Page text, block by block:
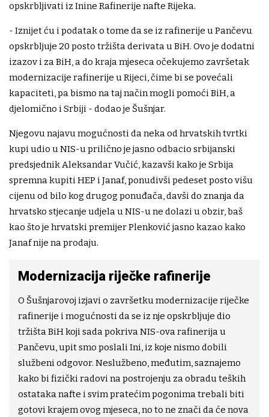
opskrbljivati iz Inine Rafinerije nafte Rijeka.
- Iznijet ću i podatak o tome da se iz rafinerije u Pančevu
opskrbljuje 20 posto tržišta derivata u BiH. Ovo je dodatni
izazov i za BiH, a do kraja mjeseca očekujemo završetak
modernizacije rafinerije u Rijeci, čime bi se povećali
kapaciteti, pa bismo na taj način mogli pomoći BiH, a
djelomično i Srbiji - dodao je Šušnjar.
Njegovu najavu mogućnosti da neka od hrvatskih tvrtki
kupi udio u NIS-u prilično je jasno odbacio srbijanski
predsjednik Aleksandar Vučić, kazavši kako je Srbija
spremna kupiti HEP i Janaf, ponudivši pedeset posto višu
cijenu od bilo kog drugog ponuđača, davši do znanja da
hrvatsko stjecanje udjela u NIS-u ne dolazi u obzir, baš
kao što je hrvatski premijer Plenković jasno kazao kako
Janaf nije na prodaju.
Modernizacija riječke rafinerije
O Šušnjarovoj izjavi o završetku modernizacije riječke
rafinerije i mogućnosti da se iz nje opskrbljuje dio
tržišta BiH koji sada pokriva NIS-ova rafinerija u
Pančevu, upit smo poslali Ini, iz koje nismo dobili
službeni odgovor. Neslužbeno, međutim, saznajemo
kako bi fizički radovi na postrojenju za obradu teških
ostataka nafte i svim pratećim pogonima trebali biti
gotovi krajem ovog mjeseca, no to ne znači da će nova